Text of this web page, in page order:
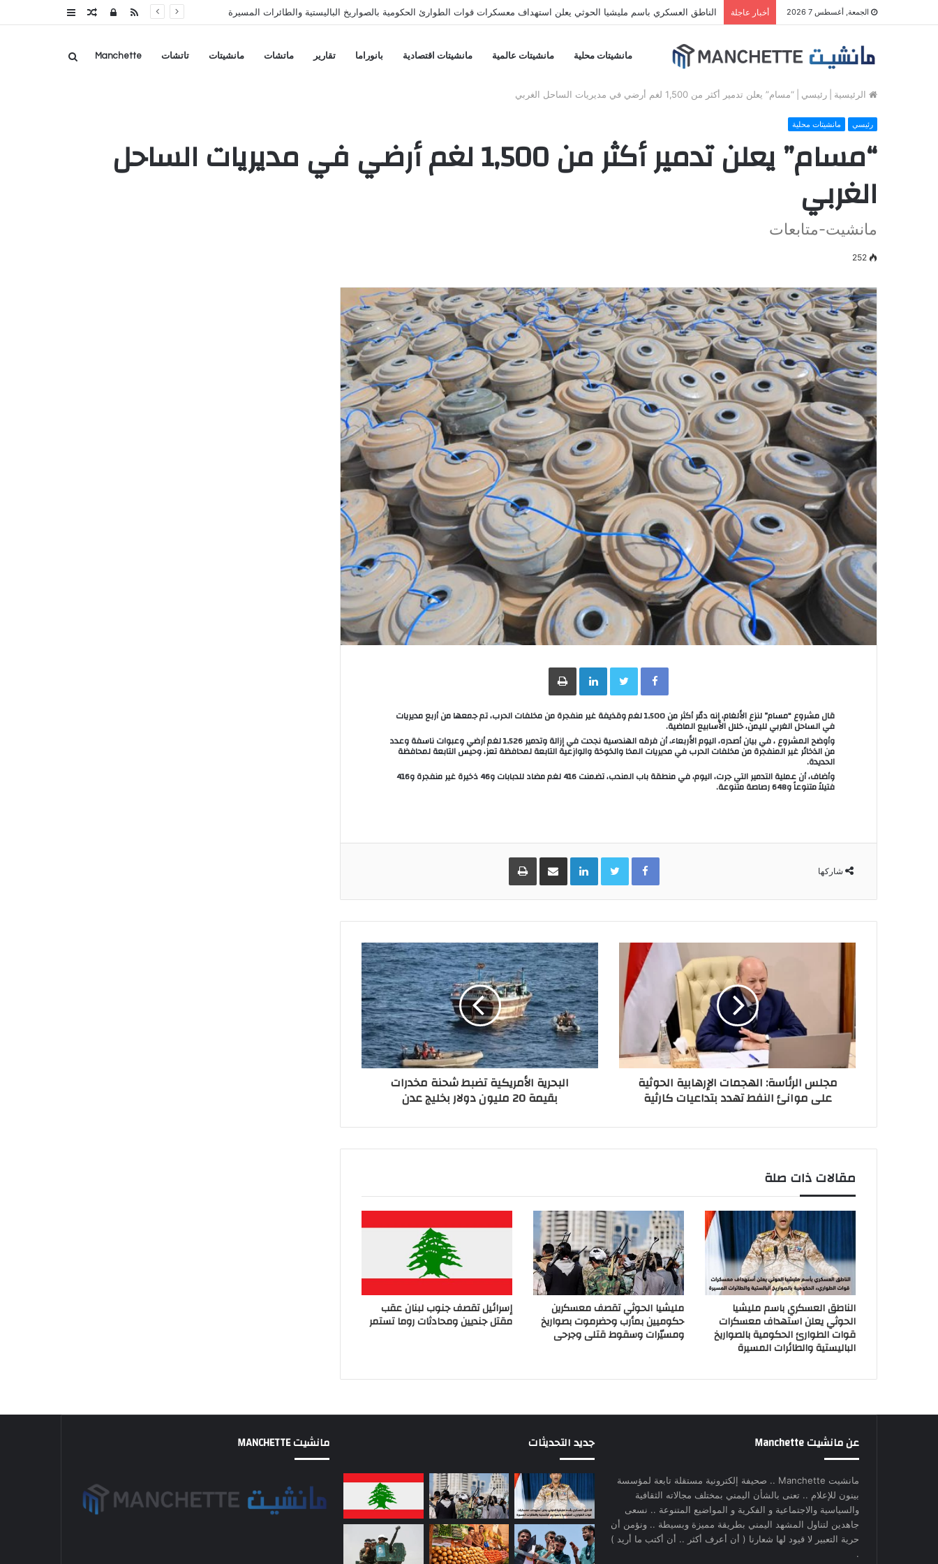
الجمعة, أغسطس 7 2026 أخبار عاجلة الناطق العسكري باسم مليشيا الحوثي يعلن استهداف معسكرات قوات الطوارئ الحكومية بالصواريخ الباليستية والطائرات المسيرة عمودمقالتسجيلRSS
مانشيتات محلية مانشيتات عالمية مانشيتات اقتصادية بانوراما تقارير ماتشات مانشيتات تاتشات Manchette بحث
الرئيسية رئيسي “مسام” يعلن تدمير أكثر من 1,500 لغم أرضي في مديريات الساحل الغربي
رئيسي مانشيتات محلية
“مسام” يعلن تدمير أكثر من 1,500 لغم أرضي في مديريات الساحل
الغربي
مانشيت-متابعات
252
Facebook
Twitter
LinkedInطباعة
قال مشروع “مسام” لنزع الألغام، إنه دمّر أكثر من 1,500 لغم وقذيفة غير منفجرة من مخلفات الحرب، تم جمعها من أربع مديريات
في الساحل الغربي لليمن، خلال الأسابيع الماضية.
وأوضح المشروع ، في بيان أصدره، اليوم الأربعاء، أن فرقه الهندسية نجحت في إزالة وتدمير 1,526 لغم أرضي وعبوات ناسفة وعدد
من الذخائر غير المنفجرة من مخلفات الحرب في مديريات المخا والخوخة والوازعية التابعة لمحافظة تعز، وحيس التابعة لمحافظة
الحديدة.
وأضاف، أن عملية التدمير التي جرت، اليوم، في منطقة باب المندب، تضمنت 416 لغم مضاد للدبابات و46 ذخيرة غير منفجرة و416
فتيلاً متنوعاً و648 رصاصة متنوعة.
شاركها
Facebook
Twitter
LinkedInمشاركة عبر البريد طباعة
مجلس الرئاسة: الهجمات الإرهابية الحوثية
على موانئ النفط تهدد بتداعيات كارثية
البحرية الأمريكية تضبط شحنة مخدرات
بقيمة 20 مليون دولار بخليج عدن
مقالات ذات صلة
الناطق العسكري باسم مليشيا
الحوثي يعلن استهداف معسكرات
قوات الطوارئ الحكومية بالصواريخ
الباليستية والطائرات المسيرة
مليشيا الحوثي تقصف معسكرين
حكوميين بمأرب وحضرموت بصواريخ
ومسيّرات وسقوط قتلى وجرحى
إسرائيل تقصف جنوب لبنان عقب
مقتل جنديين ومحادثات روما تستمر
عن مانشيت Manchette
مانشيت Manchette .. صحيفة إلكترونية مستقلة تابعة لمؤسسة
بينون للإعلام .. تعنى بالشأن اليمني بمختلف مجالاته الثقافية
والسياسية والاجتماعية و الفكرية و المواضيع المتنوعة .. نسعى
جاهدين لتناول المشهد اليمني بطريقة مميزة وبسيطة .. ونؤمن أن
حرية التعبير لا قيود لها شعارنا ( أن أعرف أكثر .. أن أكتب ما أريد )
.
جديد التحديثات مانشيت MANCHETTE